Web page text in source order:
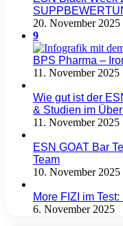
20. November 2025
9
BPS Pharma –
11. November 2025
Wie gut ist der
& Studien im
11. November 2025
ESN GOAT Bar
Team
10. November 2025
More FIZI im
6. November 2025